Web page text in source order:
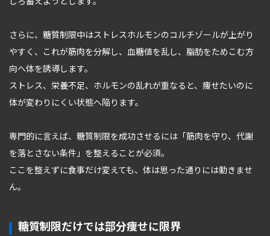
さらに、糖質制限中はストレスホルモンのコルチゾールが上がり
やすく、これが筋肉を分解し、血糖値を乱し、脂肪をためこむ方
向へ体を誘導します。
ストレス、栄養不足、ホルモンの乱れが重なると、痩せたいのに
体が変わりにくい状態へ陥ります。
専門的に言えば、糖質制限を成功させるには「筋肉を守り、代謝
を落とさない条件」を整えることが必須。
ここを整えずに食事だけ変えても、体は思った通りには動きませ
ん。
糖質制限だけでは部分痩せに限界